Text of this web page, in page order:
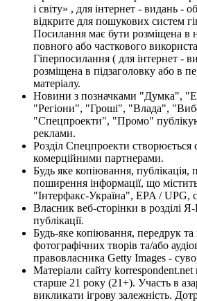
і світу» , для інтернет - видань -
відкрите для пошукових систем
Посилання має бути розміщена в
повного або часткового
Гіперпосилання ( для інтернет -
розміщена в підзаголовку або в
матеріалу.
Новини з позначками "Думка",
"Регіони", "Гроші", "Влада",
"Спецпроекти", "Промо"
реклами.
Розділ Спецпроекти створюється
комерційними партнерами.
Будь яке копіювання, публікація,
поширення інформації, що
"Інтерфакс-Україна", EPA / UPG,
Власник веб-сторінки в розділі
публікації.
Будь-яке копіювання, передрук та
фотографічних творів та/або
правовласника Getty Images -
Матеріали сайту korrespondent.net
старше 21 року (21+). Участь в
викликати ігрову залежність.